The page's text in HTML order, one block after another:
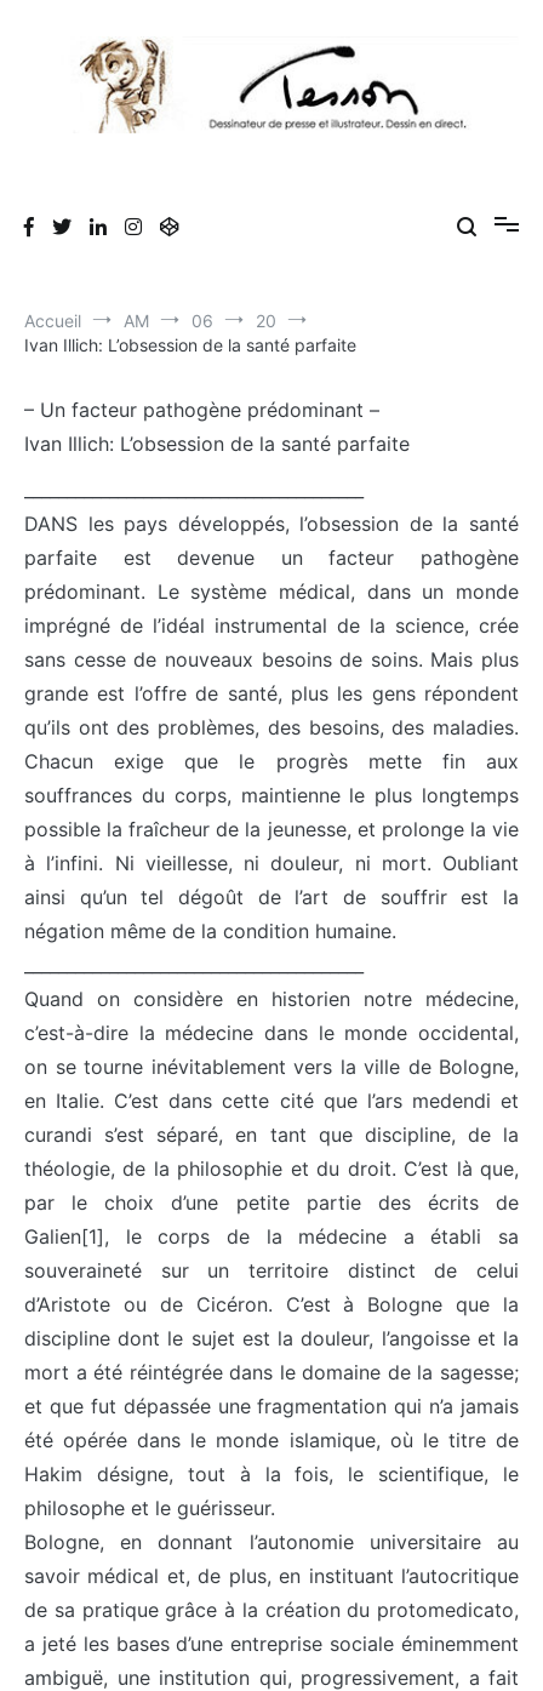
direct, dessin humoristique, cartoonist.
direct lors des séminaires d'entreprise. Illustration et dessin
Accueil AM 06
20
Ivan Illich: L’obsession de la santé parfaite
– Un facteur pathogène prédominant –
Ivan Illich: L’obsession de la santé parfaite
DANS les pays développés, l’obsession de la santé
parfaite est devenue un facteur pathogène
prédominant. Le système médical, dans un monde
imprégné de l’idéal instrumental de la science, crée
sans cesse de nouveaux besoins de soins. Mais plus
grande est l’offre de santé, plus les gens répondent
qu’ils ont des problèmes, des besoins, des maladies.
Chacun exige que le progrès mette fin aux
souffrances du corps, maintienne le plus longtemps
possible la fraîcheur de la jeunesse, et prolonge la vie
à l’infini. Ni vieillesse, ni douleur, ni mort. Oubliant
ainsi qu’un tel dégoût de l’art de souffrir est la
négation même de la condition humaine.
Quand on considère en historien notre médecine,
c’est-à-dire la médecine dans le monde occidental,
on se tourne inévitablement vers la ville de Bologne,
en Italie. C’est dans cette cité que l’ars medendi et
curandi s’est séparé, en tant que discipline, de la
théologie, de la philosophie et du droit. C’est là que,
par le choix d’une petite partie des écrits de
Galien[1], le corps de la médecine a établi sa
souveraineté sur un territoire distinct de celui
d’Aristote ou de Cicéron. C’est à Bologne que la
discipline dont le sujet est la douleur, l’angoisse et la
mort a été réintégrée dans le domaine de la sagesse;
et que fut dépassée une fragmentation qui n’a jamais
été opérée dans le monde islamique, où le titre de
Hakim désigne, tout à la fois, le scientifique, le
philosophe et le guérisseur.
Bologne, en donnant l’autonomie universitaire au
savoir médical et, de plus, en instituant l’autocritique
de sa pratique grâce à la création du protomedicato,
a jeté les bases d’une entreprise sociale éminemment
ambiguë, une institution qui, progressivement, a fait